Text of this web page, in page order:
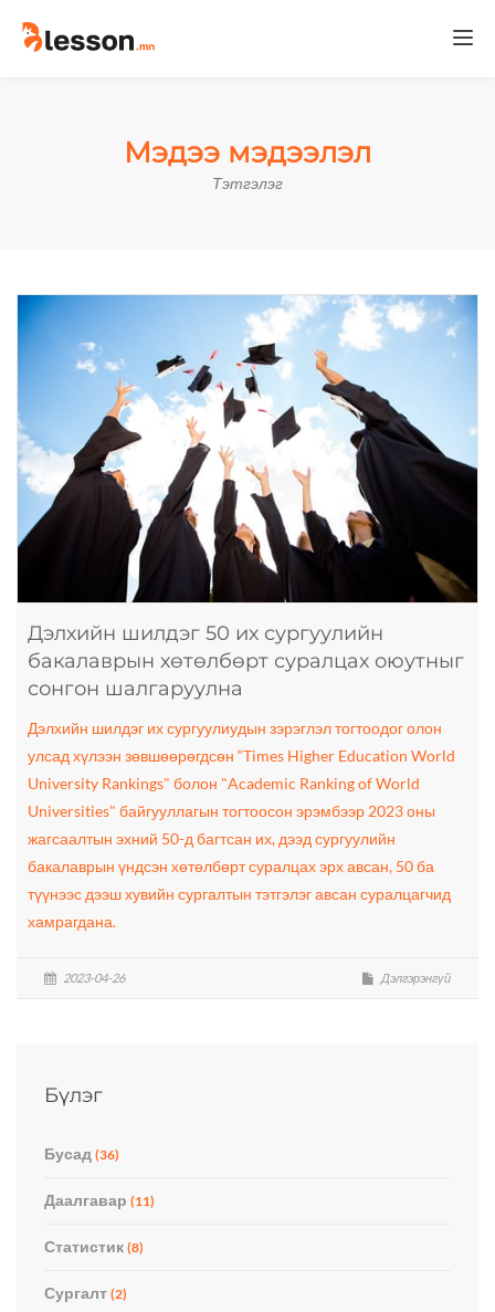
Мэдээ мэдээлэл
Тэтгэлэг
Дэлхийн шилдэг 50 их сургуулийн
бакалаврын хөтөлбөрт суралцах оюутныг
сонгон шалгаруулна
Дэлхийн шилдэг их сургуулиудын зэрэглэл тогтоодог олон
улсад хүлээн зөвшөөрөгдсөн “Times Higher Education World
University Rankings" болон "Academic Ranking of World
Universities" байгууллагын тогтоосон эрэмбээр 2023 оны
жагсаалтын эхний 50-д багтсан их, дээд сургуулийн
бакалаврын үндсэн хөтөлбөрт суралцах эрх авсан, 50 ба
түүнээс дээш хувийн сургалтын тэтгэлэг авсан суралцагчид
хамрагдана.
2023-04-26 Дэлгэрэнгүй
Бүлэг
Бусад (36)
Даалгавар (11)
Статистик (8)
Сургалт (2)